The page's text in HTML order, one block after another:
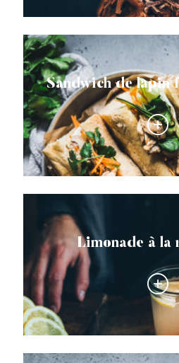
Sandwich de lapin
Limonade à la